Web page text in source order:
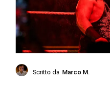
Scritto da Marco M.